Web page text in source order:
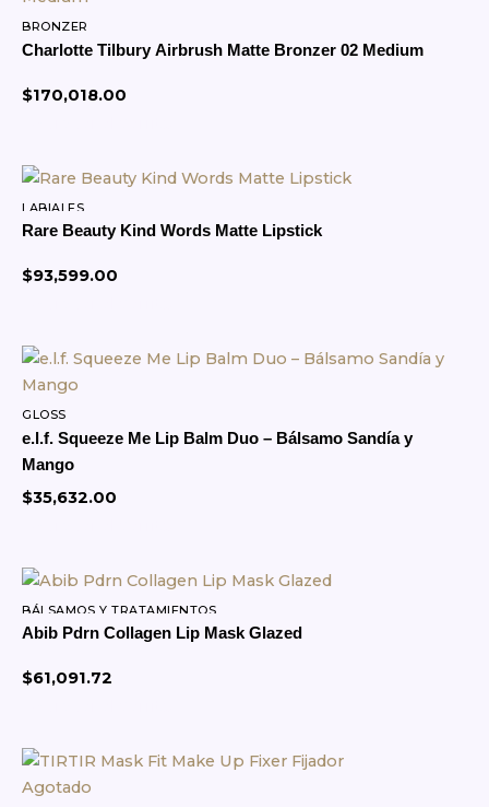
BRONZER
Charlotte Tilbury Airbrush Matte Bronzer 02 Medium
$170,018.00
LABIALES
Rare Beauty Kind Words Matte Lipstick
$93,599.00
Este
producto
tiene
múltiples
variantes.
se
elegir
en
la
página
de
GLOSS
e.l.f. Squeeze Me Lip Balm Duo – Bálsamo Sandía y
Mango
$35,632.00
BÁLSAMOS Y TRATAMIENTOS
Abib Pdrn Collagen Lip Mask Glazed
$61,091.72
Agotado